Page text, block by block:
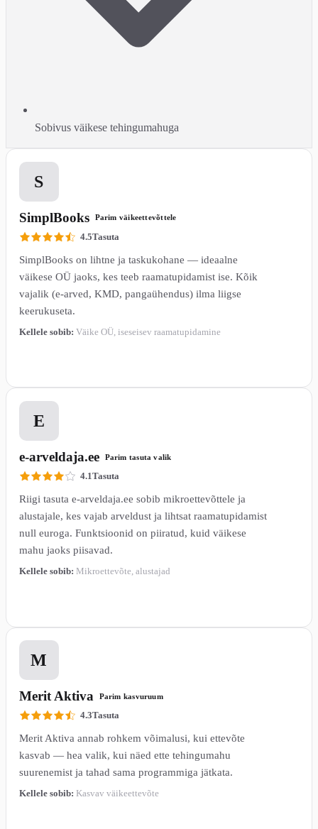
Sobivus väikese tehingumahuga
S
SimplBooks Parim väikeettevõttele
4.5Tasuta
SimplBooks on lihtne ja taskukohane — ideaalne
väikese OÜ jaoks, kes teeb raamatupidamist ise. Kõik
vajalik (e-arved, KMD, pangaühendus) ilma liigse
keerukuseta.
Kellele sobib: Väike OÜ, iseseisev raamatupidamine
E
e-arveldaja.ee Parim tasuta valik
4.1Tasuta
Riigi tasuta e-arveldaja.ee sobib mikroettevõttele ja
alustajale, kes vajab arveldust ja lihtsat raamatupidamist
null euroga. Funktsioonid on piiratud, kuid väikese
mahu jaoks piisavad.
Kellele sobib: Mikroettevõte, alustajad
M
Merit Aktiva Parim kasvuruum
4.3Tasuta
Merit Aktiva annab rohkem võimalusi, kui ettevõte
kasvab — hea valik, kui näed ette tehingumahu
suurenemist ja tahad sama programmiga jätkata.
Kellele sobib: Kasvav väikeettevõte